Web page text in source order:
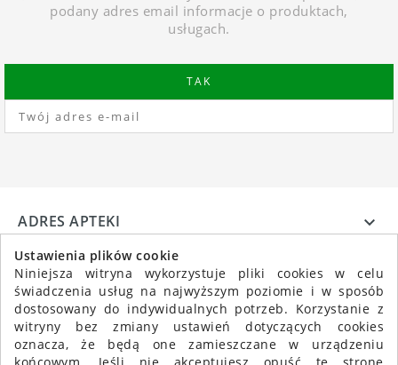
podany adres email informacje o produktach,
usługach.
ADRES APTEKI 
INFORMACJE
Ustawienia plików cookie
Niniejsza witryna wykorzystuje pliki cookies w celu
świadczenia usług na najwyższym poziomie i w sposób
dostosowany do indywidualnych potrzeb. Korzystanie z
witryny bez zmiany ustawień dotyczących cookies
oznacza, że będą one zamieszczane w urządzeniu